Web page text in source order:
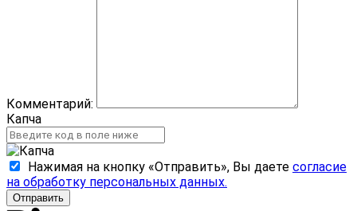
Комментарий:
Капча
Нажимая на кнопку «Отправить», Вы даете согласие
на обработку персональных данных.
Отправить